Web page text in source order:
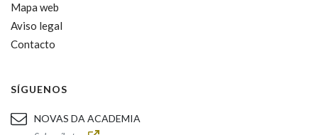
Mapa web
Aviso legal
Contacto
SÍGUENOS
NOVAS DA ACADEMIA